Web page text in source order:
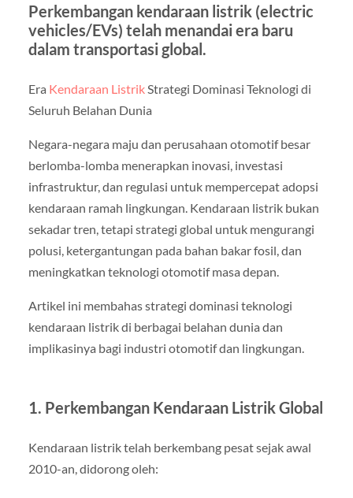
Perkembangan kendaraan listrik (electric
vehicles/EVs) telah menandai era baru
dalam transportasi global.
Era Kendaraan ListrikStrategi Dominasi Teknologi di
Seluruh Belahan Dunia
Negara-negara maju dan perusahaan otomotif besar
berlomba-lomba menerapkan inovasi, investasi
infrastruktur, dan regulasi untuk mempercepat adopsi
kendaraan ramah lingkungan. Kendaraan listrik bukan
sekadar tren, tetapi strategi global untuk mengurangi
polusi, ketergantungan pada bahan bakar fosil, dan
meningkatkan teknologi otomotif masa depan.
Artikel ini membahas strategi dominasi teknologi
kendaraan listrik di berbagai belahan dunia dan
implikasinya bagi industri otomotif dan lingkungan.
1. Perkembangan Kendaraan Listrik Global
Kendaraan listrik telah berkembang pesat sejak awal
2010-an, didorong oleh: